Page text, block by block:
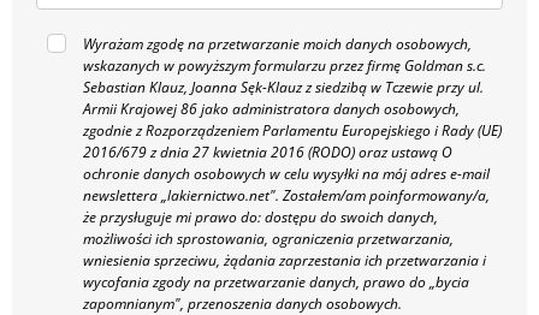
Wyrażam zgodę na przetwarzanie moich danych osobowych,
wskazanych w powyższym formularzu przez firmę Goldman s.c.
Sebastian Klauz, Joanna Sęk-Klauz z siedzibą w Tczewie przy ul.
Armii Krajowej 86 jako administratora danych osobowych,
zgodnie z Rozporządzeniem Parlamentu Europejskiego i Rady (UE)
2016/679 z dnia 27 kwietnia 2016 (RODO) oraz ustawą O
ochronie danych osobowych w celu wysyłki na mój adres e-mail
newslettera „lakiernictwo.net". Zostałem/am poinformowany/a,
że przysługuje mi prawo do: dostępu do swoich danych,
możliwości ich sprostowania, ograniczenia przetwarzania,
wniesienia sprzeciwu, żądania zaprzestania ich przetwarzania i
wycofania zgody na przetwarzanie danych, prawo do „bycia
zapomnianym", przenoszenia danych osobowych.